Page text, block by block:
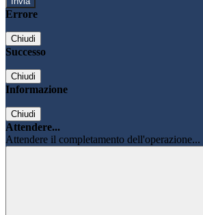
Errore
Chiudi
Successo
Chiudi
Informazione
Chiudi
Attendere...
Attendere il completamento dell'operazione...